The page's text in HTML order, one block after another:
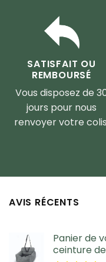
SATISFAIT OU
REMBOURSÉ
Vous disposez de
jours pour nous
renvoyer votre
AVIS RÉCENTS
Panier de
ceinture